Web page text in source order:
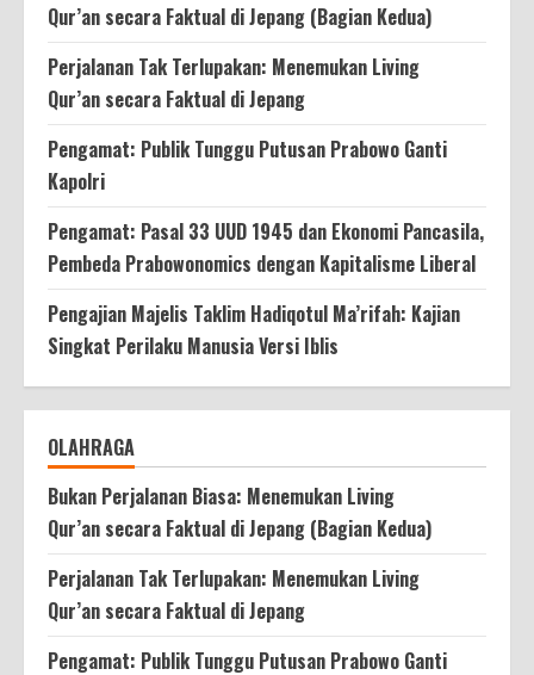
Qur’an secara Faktual di Jepang (Bagian Kedua)
Perjalanan Tak Terlupakan: Menemukan Living
Qur’an secara Faktual di Jepang
Pengamat: Publik Tunggu Putusan Prabowo Ganti
Kapolri
Pengamat: Pasal 33 UUD 1945 dan Ekonomi Pancasila,
Pembeda Prabowonomics dengan Kapitalisme Liberal
Pengajian Majelis Taklim Hadiqotul Ma’rifah: Kajian
Singkat Perilaku Manusia Versi Iblis
OLAHRAGA
Bukan Perjalanan Biasa: Menemukan Living
Qur’an secara Faktual di Jepang (Bagian Kedua)
Perjalanan Tak Terlupakan: Menemukan Living
Qur’an secara Faktual di Jepang
Pengamat: Publik Tunggu Putusan Prabowo Ganti